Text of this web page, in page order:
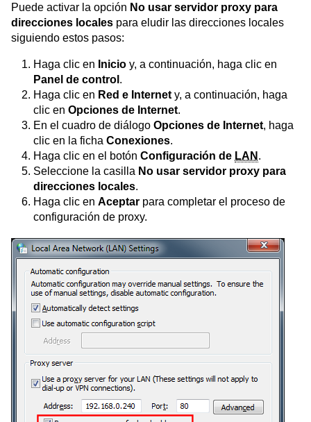
Puede activar la opción No usar servidor proxy para
direcciones locales para eludir las direcciones locales
siguiendo estos pasos:
Haga clic en Inicio y, a continuación, haga clic en
Panel de control .
Haga clic en Red e Internet y, a continuación, haga
clic en Opciones de Internet.
En el cuadro de diálogo Opciones de Internet, haga
clic en la ficha Conexiones.
Haga clic en el botón Configuración de LAN .
Seleccione la casilla No usar servidor proxy para
direcciones locales.
Haga clic en Aceptar para completar el proceso de
configuración de proxy.